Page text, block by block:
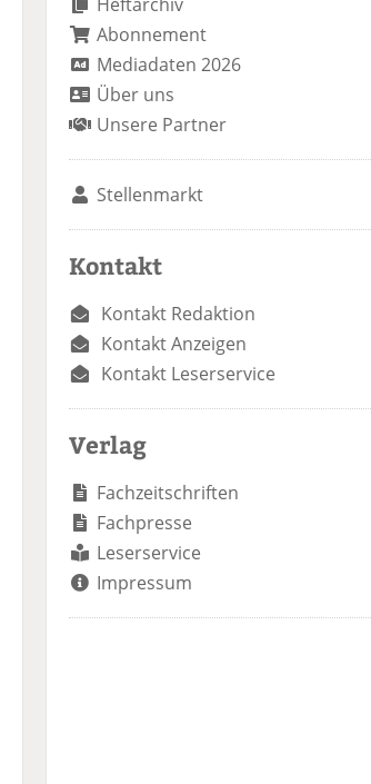
Abonnement
Mediadaten 2026
Über uns
Unsere Partner
Stellenmarkt
Kontakt
Kontakt Redaktion
Kontakt Anzeigen
Kontakt Leserservice
Verlag
Fachzeitschriften
Fachpresse
Leserservice
Impressum